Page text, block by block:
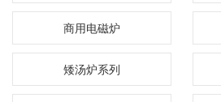
商用电磁炉
矮汤炉系列